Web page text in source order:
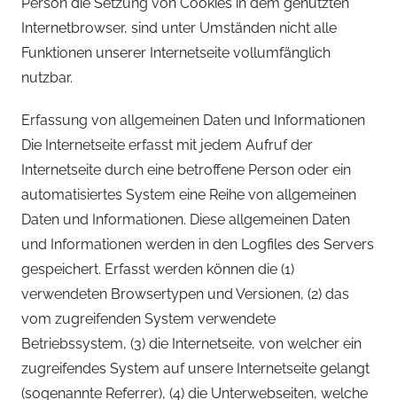
Internetbrowser, sind unter Umständen nicht alle
Funktionen unserer Internetseite vollumfänglich
nutzbar.
Erfassung von allgemeinen Daten und Informationen
Die Internetseite erfasst mit jedem Aufruf der
Internetseite durch eine betroffene Person oder ein
automatisiertes System eine Reihe von allgemeinen
Daten und Informationen. Diese allgemeinen Daten
und Informationen werden in den Logfiles des Servers
gespeichert. Erfasst werden können die (1)
verwendeten Browsertypen und Versionen, (2) das
vom zugreifenden System verwendete
Betriebssystem, (3) die Internetseite, von welcher ein
zugreifendes System auf unsere Internetseite gelangt
(sogenannte Referrer), (4) die Unterwebseiten, welche